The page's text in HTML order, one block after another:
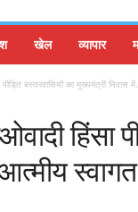
खेल व्यापार
बस्तरवासियों का मुख्यमंत्री निवास
हिंसा
स्वागत